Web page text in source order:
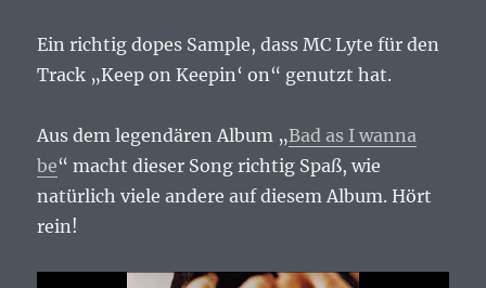
Ein richtig dopes Sample, dass MC Lyte für den
Track „Keep on Keepin‘ on“ genutzt hat.
Aus dem legendären Album „Bad as I wanna
be“ macht dieser Song richtig Spaß, wie
natürlich viele andere auf diesem Album. Hört
rein!